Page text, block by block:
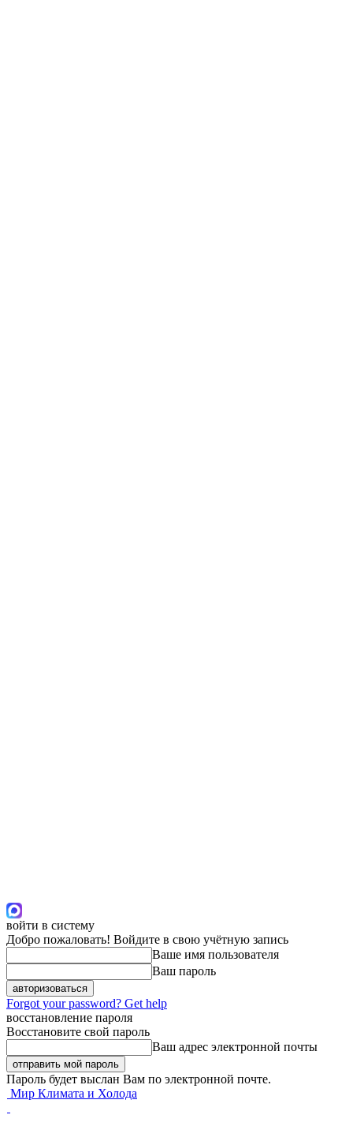
войти в систему
Добро пожаловать! Войдите в свою учётную запись
Ваше имя пользователя
Ваш пароль
Forgot your password? Get help
восстановление пароля
Восстановите свой пароль
Ваш адрес электронной почты
Пароль будет выслан Вам по электронной почте.
Мир Климата и Холода